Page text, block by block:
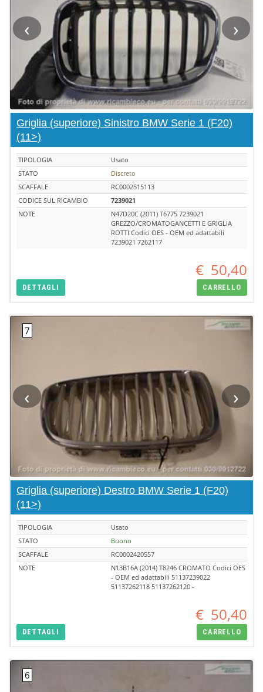
‹ ›
Griglia (superiore) Sinistro BMW Serie 1 (F20)
(11>)
TIPOLOGIA
Usato
STATO
Discreto
SCAFFALE
RC0002515113
CODICE SUL RICAMBIO
7239021
NOTE
N47D20C (2011) T6775 7239021
GREZZO/CROMATOGANCETTI E GRIGLIA
ROTTI Codici OES - OEM ed adattabili
7239021 7262117
€ 50,40
DETTAGLI CARRELLO
‹ ›
Griglia (superiore) Destro BMW Serie 1 (F20)
(11>)
TIPOLOGIA
Usato
STATO
Buono
SCAFFALE
RC0002420557
NOTE
N13B16A (2014) T8246 CROMATO Codici OES
- OEM ed adattabili 51137239022
51137262118 51137262120 -
€ 50,40
DETTAGLI CARRELLO